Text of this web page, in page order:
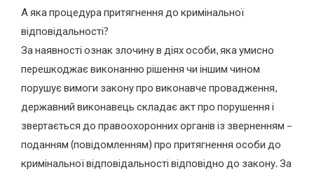
А яка процедура притягнення до кримінальної
відповідальності?
За наявності ознак злочину в діях особи, яка умисно
перешкоджає виконанню рішення чи іншим чином
порушує вимоги закону про виконавче провадження,
державний виконавець складає акт про порушення і
звертається до правоохоронних органів із зверненням –
поданням (повідомленням) про притягнення особи до
кримінальної відповідальності відповідно до закону. За